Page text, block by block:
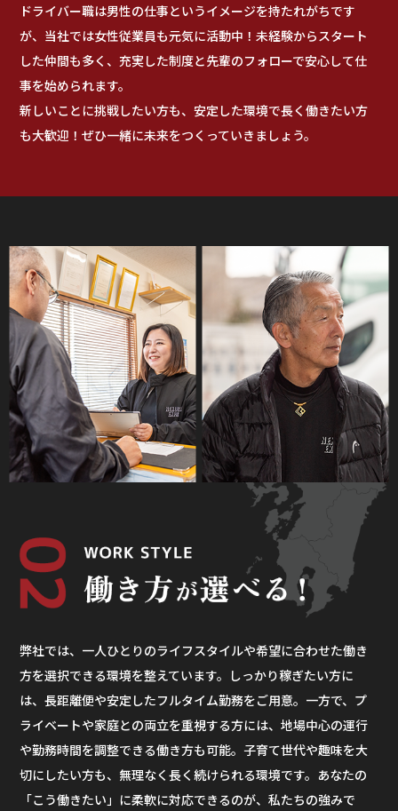
ドライバー職は男性の仕事というイメージを持たれがちです
が、当社では女性従業員も元気に活動中！未経験からスタート
した仲間も多く、充実した制度と先輩のフォローで安心して仕
事を始められます。
新しいことに挑戦したい方も、安定した環境で長く働きたい方
も大歓迎！ぜひ一緒に未来をつくっていきましょう。
弊社では、一人ひとりのライフスタイルや希望に合わせた働き
方を選択できる環境を整えています。しっかり稼ぎたい方に
は、長距離便や安定したフルタイム勤務をご用意。一方で、プ
ライベートや家庭との両立を重視する方には、地場中心の運行
や勤務時間を調整できる働き方も可能。子育て世代や趣味を大
切にしたい方も、無理なく長く続けられる環境です。あなたの
「こう働きたい」に柔軟に対応できるのが、私たちの強みで